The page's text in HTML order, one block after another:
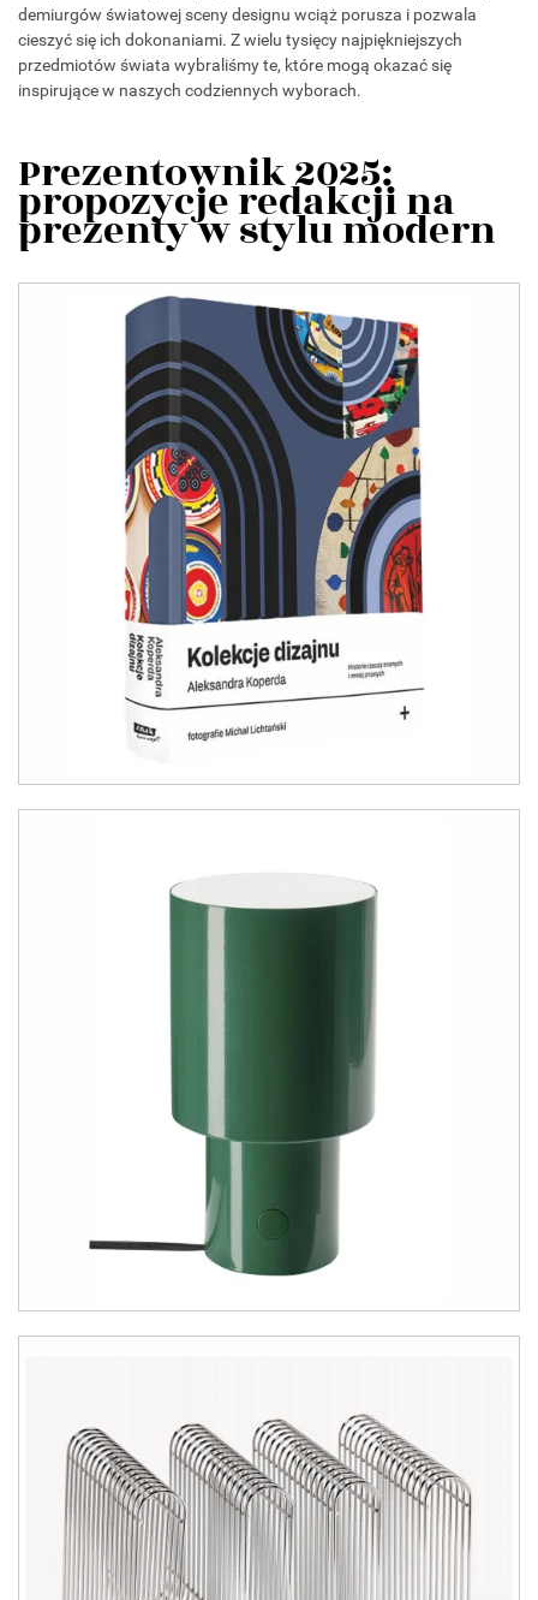
demiurgów światowej sceny designu wciąż porusza i pozwala
cieszyć się ich dokonaniami. Z wielu tysięcy najpiękniejszych
przedmiotów świata wybraliśmy te, które mogą okazać się
inspirujące w naszych codziennych wyborach.
Prezentownik 2025:
propozycje redakcji na
prezenty w stylu modern